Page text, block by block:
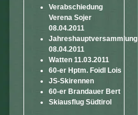
Verabschiedung
Verena Sojer
08.04.2011
Jahreshauptversammlung
08.04.2011
Watten 11.03.2011
60-er Hptm. Foidl Lois
JS-Skirennen
60-er Brandauer Bert
Skiausflug Südtirol